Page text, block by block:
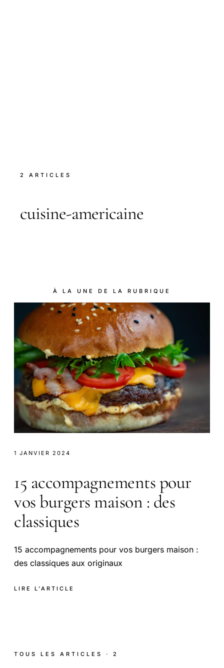
2 ARTICLES
cuisine-americaine
À LA UNE DE LA RUBRIQUE
1 JANVIER 2024
15 accompagnements pour
vos burgers maison : des
classiques
15 accompagnements pour vos burgers maison :
des classiques aux originaux
LIRE L'ARTICLE
TOUS LES ARTICLES · 2